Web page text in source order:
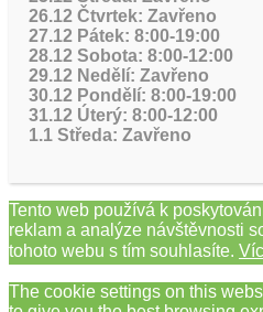
26.12 Čtvrtek: Zavřeno
27.12 Pátek: 8:00-19:00
28.12 Sobota: 8:00-12:00
29.12 Nedělí: Zavřeno
30.12 Pondělí: 8:00-19:00
31.12 Úterý: 8:00-12:00
1.1 Středa: Zavřeno
Tento web používá k
reklam a analýze návštěvnosti
tohoto webu s tím souhlasíte.
The cookie settings on this